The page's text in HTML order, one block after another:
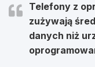
Telefony z
zużywają
danych niż